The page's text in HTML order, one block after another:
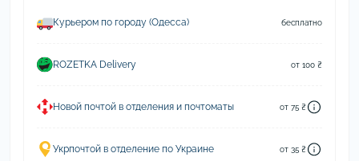
Курьером по городу (Одесса) бесплатно
ROZETKA Delivery от 100 ₴
Новой почтой в отделения и почтоматы от 75 ₴
Укрпочтой в отделение по Украине от 35 ₴